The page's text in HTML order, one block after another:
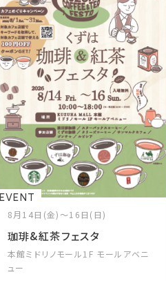
EVENT
8月14日(金)～16日(日)
珈琲&紅茶フェスタ
本館ミドリノモール1F モールアベニ
ュー